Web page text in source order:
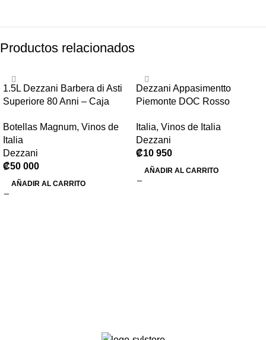
Productos relacionados
1.5L Dezzani Barbera di Asti
Superiore 80 Anni – Caja
Botellas Magnum, Vinos de
Italia
Dezzani
₡50 000
AÑADIR AL CARRITO
Dezzani Appasimentto
Piemonte DOC Rosso
Italia, Vinos de Italia
Dezzani
₡10 950
AÑADIR AL CARRITO